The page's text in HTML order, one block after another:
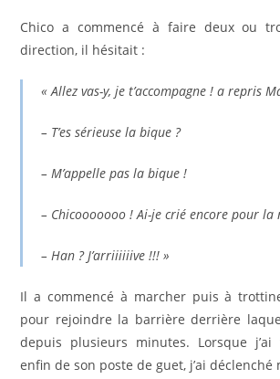
Chico a commencé à faire deux ou
direction, il hésitait :
« Allez vas-y, je t’accompagne ! a repris
– T’es sérieuse la bique ?
– M’appelle pas la bique !
– Chicooooooo ! Ai-je crié encore pour la
– Han ? J’arriiiiiive !!! »
Il a commencé à marcher puis à
pour rejoindre la barrière derrière
depuis plusieurs minutes. Lorsque j’ai
enfin de son poste de guet, j’ai déclenché